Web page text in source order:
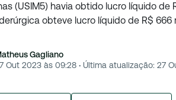
(USIM5) havia obtido lucro líquido
obteve lucro líquido de R$ 666
Gagliano
Out 2023 às 09:28 · Última atualização: 27